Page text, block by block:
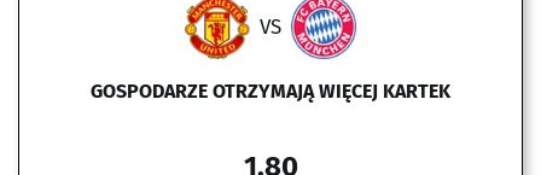
VS
GOSPODARZE OTRZYMAJĄ WIĘCEJ KARTEK
1.80